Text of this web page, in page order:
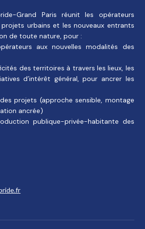
Grand Paris réunit les opérateurs
urbains et les nouveaux entrants
de toute nature, pour :
aux nouvelles modalités des
des territoires à travers les lieux, les
d’intérêt général, pour ancrer les
projets (approche sensible, montage
ancrée)
publique-privée-habitante des